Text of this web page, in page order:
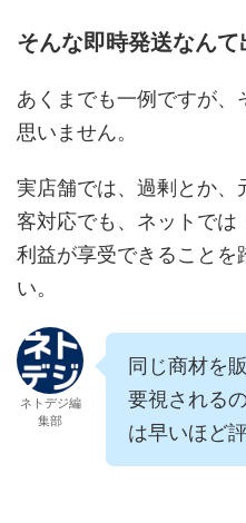
そんな即時発送なんて
あくまでも一例ですが
思いません。
実店舗では、過剰とか
客対応でも、ネットでは
利益が享受できることを
い。
ネトデジ編
集部
同じ商材を
要視される
は早いほど